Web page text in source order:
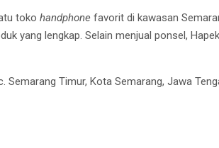
toko handphone favorit di kawasan
yang lengkap. Selain menjual ponsel,
Semarang Timur, Kota Semarang, Jawa